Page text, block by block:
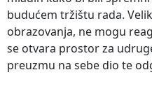
budućem tržištu rada.
obrazovanja, ne mogu
se otvara prostor za
preuzmu na sebe dio te